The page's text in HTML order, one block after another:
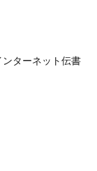
ンターネット伝書